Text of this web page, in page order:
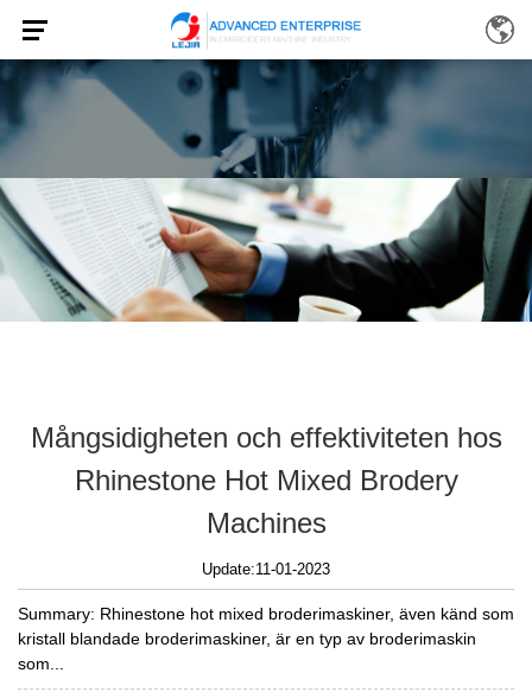
Mångsidigheten och effektiviteten hos
Rhinestone Hot Mixed Brodery
Machines
Update:11-01-2023
Summary: Rhinestone hot mixed broderimaskiner, även känd som
kristall blandade broderimaskiner, är en typ av broderimaskin
som...